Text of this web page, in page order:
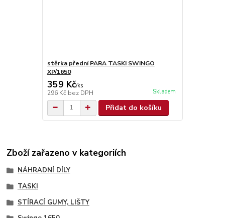
stěrka přední PARA TASKI SWINGO
XP/1650
359 Kč/ks
296 Kč bez DPH Skladem
Přidat do košíku
Zboží zařazeno v kategoriích
NÁHRADNÍ DÍLY
TASKI
STÍRACÍ GUMY, LIŠTY